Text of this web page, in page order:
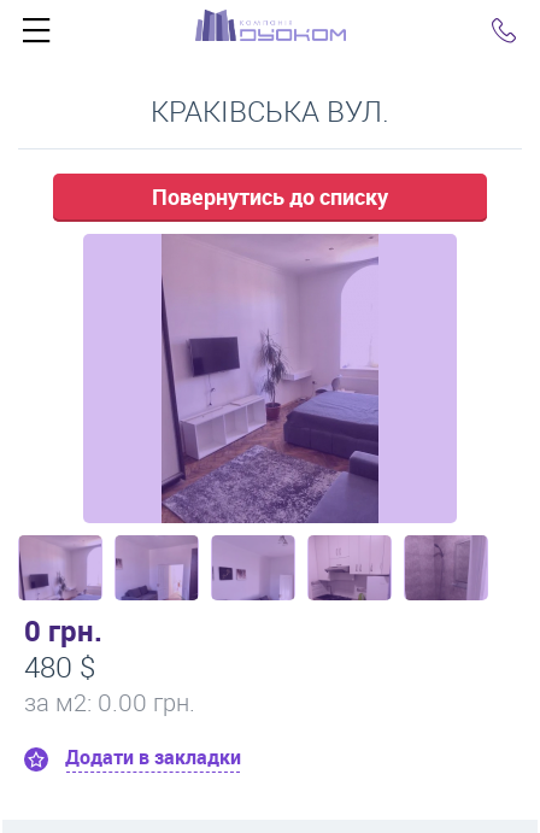
КРАКІВСЬКА ВУЛ.
Повернутись до списку
0 грн.
480 $
за м2: 0.00 грн.
Додати в закладки